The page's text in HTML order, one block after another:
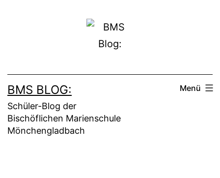
BMS BLOG:
Schüler-Blog der
Bischöflichen Marienschule
Mönchengladbach
Menü